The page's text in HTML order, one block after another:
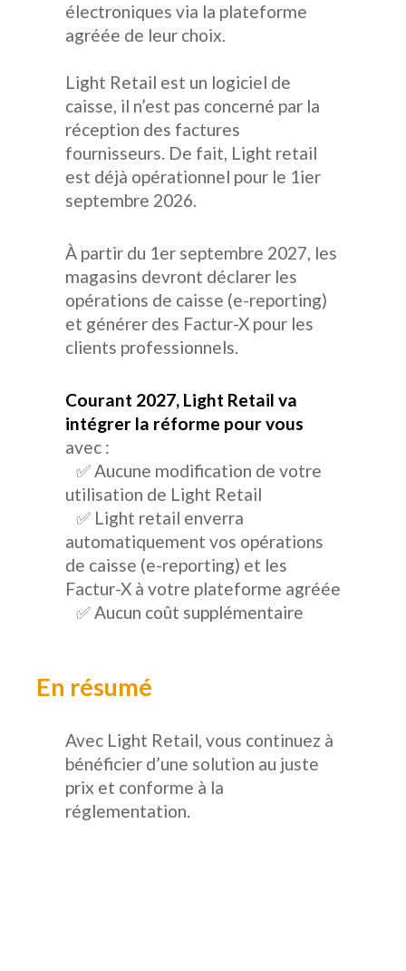
électroniques via la plateforme
agréée de leur choix.
Light Retail est un logiciel de
caisse, il n’est pas concerné par la
réception des factures
fournisseurs. De fait, Light retail
est déjà opérationnel pour le 1ier
septembre 2026.
À partir du 1er septembre 2027, les
magasins devront déclarer les
opérations de caisse (e-reporting)
et générer des Factur-X pour les
clients professionnels.
Courant 2027, Light Retail va
intégrer la réforme pour vous
avec :
✅ Aucune modification de votre
utilisation de Light Retail
✅ Light retail enverra
automatiquement vos opérations
de caisse (e-reporting) et les
Factur-X à votre plateforme agréée
✅ Aucun coût supplémentaire
En résumé
Avec Light Retail, vous continuez à
bénéficier d’une solution au juste
prix et conforme à la
réglementation.